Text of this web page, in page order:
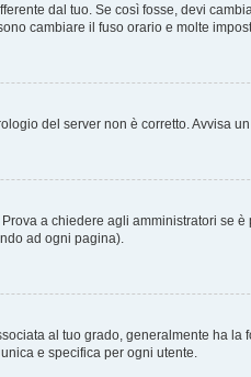
dal tuo. Se così fosse, devi
cambiare il fuso orario e molte
del server non è corretto. Avvisa
a chiedere agli amministratori se
ad ogni pagina).
al tuo grado, generalmente ha
e specifica per ogni utente.